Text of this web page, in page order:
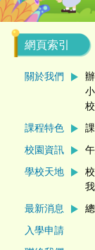
網頁索引
關於我們
課程特色
校園資訊
學校天地
最新消息
入學申請